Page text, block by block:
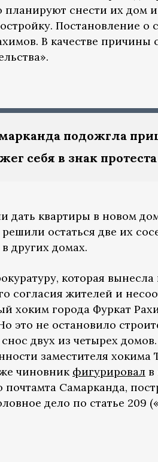
планируют снести их дом
Постановление о
В качестве причины
подожгла
себя в знак
квартиры в новом
остаться две их
других домах.
которая
согласия жителей и
хоким города Фуркат
это не остановило
двух из четырех
заместителя хокима
чиновник фигурировал в
Самарканда,
дело по статье 209